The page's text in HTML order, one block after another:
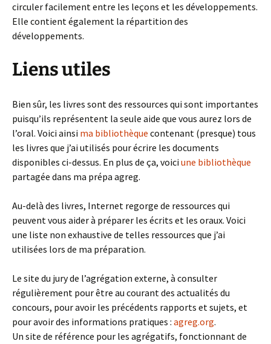
circuler facilement entre les leçons et les développements.
Elle contient également la répartition des
développements.
Liens utiles
Bien sûr, les livres sont des ressources qui sont importantes
puisqu’ils représentent la seule aide que vous aurez lors de
l’oral. Voici ainsi ma bibliothèque contenant (presque) tous
les livres que j’ai utilisés pour écrire les documents
disponibles ci-dessus. En plus de ça, voici une bibliothèque
partagée dans ma prépa agreg.
Au-delà des livres, Internet regorge de ressources qui
peuvent vous aider à préparer les écrits et les oraux. Voici
une liste non exhaustive de telles ressources que j’ai
utilisées lors de ma préparation.
Le site du jury de l’agrégation externe, à consulter
régulièrement pour être au courant des actualités du
concours, pour avoir les précédents rapports et sujets, et
pour avoir des informations pratiques : agreg.org.
Un site de référence pour les agrégatifs, fonctionnant de